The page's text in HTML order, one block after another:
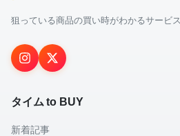
狙っている商品の買い時がわかるサービ
タイム to BUY
新着記事